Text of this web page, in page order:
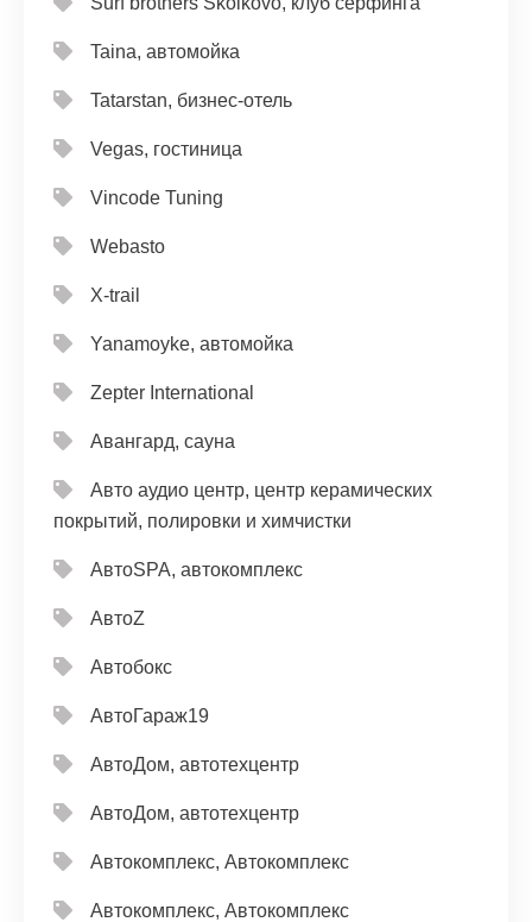
Taina, автомойка
Tatarstan, бизнес-отель
Vegas, гостиница
Vincode Tuning
Webasto
X-trail
Yanamoyke, автомойка
Zepter International
Авангард, сауна
Авто аудио центр, центр керамических
покрытий, полировки и химчистки
АвтоSPA, автокомплекс
АвтоZ
Автобокс
АвтоГараж19
АвтоДом, автотехцентр
АвтоДом, автотехцентр
Автокомплекс, Автокомплекс
Автокомплекс, Автокомплекс